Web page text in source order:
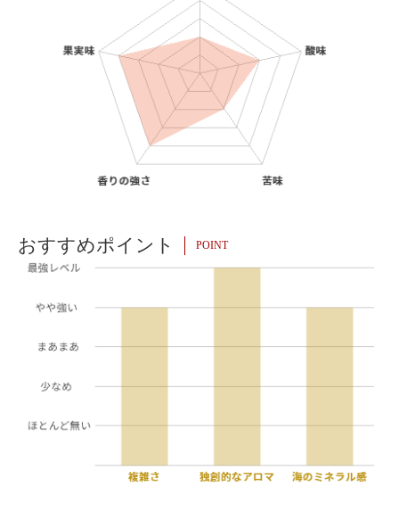
おすすめポイント POINT